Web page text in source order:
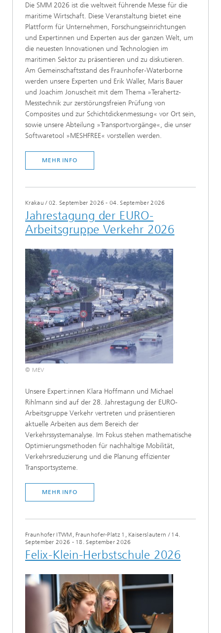
Die SMM 2026 ist die weltweit führende Messe für die
maritime Wirtschaft. Diese Veranstaltung bietet eine
Plattform für Unternehmen, Forschungseinrichtungen
und Expertinnen und Experten aus der ganzen Welt, um
die neuesten Innovationen und Technologien im
maritimen Sektor zu präsentieren und zu diskutieren.
Am Gemeinschaftsstand des Fraunhofer-Waterborne
werden unsere Experten und Erik Waller, Maris Bauer
und Joachim Jonuscheit mit dem Thema »Terahertz-
Messtechnik zur zerstörungsfreien Prüfung von
Composites und zur Schichtdickenmessung« vor Ort sein,
sowie unsere Abteilung »Transportvorgänge«, die unser
Softwaretool »MESHFREE« vorstellen werden.
MEHR INFO
Krakau / 02. September 2026 - 04. September 2026
Jahrestagung der EURO-
Arbeitsgruppe Verkehr 2026
© MEV
Unsere Expert:innen Klara Hoffmann und Michael
Rihlmann sind auf der 28. Jahrestagung der EURO-
Arbeitsgruppe Verkehr vertreten und präsentieren
aktuelle Arbeiten aus dem Bereich der
Verkehrssystemanalyse. Im Fokus stehen mathematische
Optimierungsmethoden für nachhaltige Mobilität,
Verkehrsreduzierung und die Planung effizienter
Transportsysteme.
MEHR INFO
Fraunhofer ITWM, Fraunhofer-Platz 1, Kaiserslautern / 14.
September 2026 - 18. September 2026
Felix-Klein-Herbstschule 2026